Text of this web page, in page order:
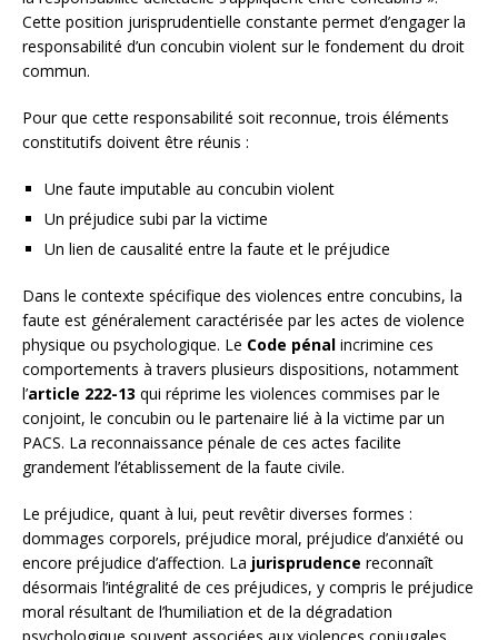
Cette position jurisprudentielle constante permet d’engager la
responsabilité d’un concubin violent sur le fondement du droit
commun.
Pour que cette responsabilité soit reconnue, trois éléments
constitutifs doivent être réunis :
Une faute imputable au concubin violent
Un préjudice subi par la victime
Un lien de causalité entre la faute et le préjudice
Dans le contexte spécifique des violences entre concubins, la
faute est généralement caractérisée par les actes de violence
physique ou psychologique. Le Code pénal incrimine ces
comportements à travers plusieurs dispositions, notamment
l’article 222-13 qui réprime les violences commises par le
conjoint, le concubin ou le partenaire lié à la victime par un
PACS. La reconnaissance pénale de ces actes facilite
grandement l’établissement de la faute civile.
Le préjudice, quant à lui, peut revêtir diverses formes :
dommages corporels, préjudice moral, préjudice d’anxiété ou
encore préjudice d’affection. La jurisprudence reconnaît
désormais l’intégralité de ces préjudices, y compris le préjudice
moral résultant de l’humiliation et de la dégradation
psychologique souvent associées aux violences conjugales.